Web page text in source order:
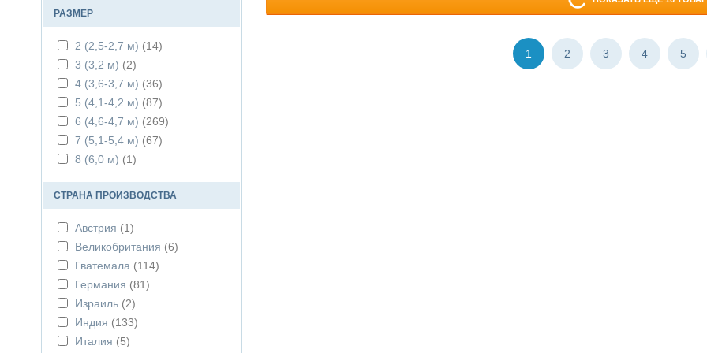
Франция
Швейцария(38)
РАЗМЕР
2 (2,5-2,7 м) (14)
3 (3,2 м) (2)
4 (3,6-3,7 м) (36)
5 (4,1-4,2 м) (87)
6 (4,6-4,7 м) (269)
7 (5,1-5,4 м) (67)
8 (6,0 м) (1)
СТРАНА ПРОИЗВОДСТВА
Австрия (1)
Великобритания (6)
Гватемала (114)
Германия (81)
Израиль (2)
Индия (133)
Италия (5)
1 2 3 4 5